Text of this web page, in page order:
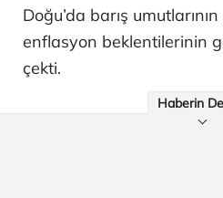
Doğu’da barış
enflasyon beklentilerinin
çekti.
Haberin